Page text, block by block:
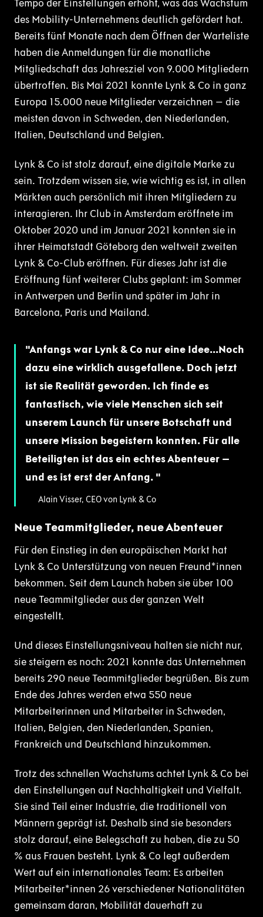
Tempo der Einstellungen erhöht, was das Wachstum
des Mobility-Unternehmens deutlich gefördert hat.
Bereits fünf Monate nach dem Öffnen der Warteliste
haben die Anmeldungen für die monatliche
Mitgliedschaft das Jahresziel von 9.000 Mitgliedern
übertroffen. Bis Mai 2021 konnte Lynk & Co in ganz
Europa 15.000 neue Mitglieder verzeichnen – die
meisten davon in Schweden, den Niederlanden,
Italien, Deutschland und Belgien.
Lynk & Co ist stolz darauf, eine digitale Marke zu
sein. Trotzdem wissen sie, wie wichtig es ist, in allen
Märkten auch persönlich mit ihren Mitgliedern zu
interagieren. Ihr Club in Amsterdam eröffnete im
Oktober 2020 und im Januar 2021 konnten sie in
ihrer Heimatstadt Göteborg den weltweit zweiten
Lynk & Co-Club eröffnen. Für dieses Jahr ist die
Eröffnung fünf weiterer Clubs geplant: im Sommer
in Antwerpen und Berlin und später im Jahr in
Barcelona, Paris und Mailand.
Anfangs war Lynk & Co nur eine Idee...Noch
dazu eine wirklich ausgefallene. Doch jetzt
ist sie Realität geworden. Ich finde es
fantastisch, wie viele Menschen sich seit
unserem Launch für unsere Botschaft und
unsere Mission begeistern konnten. Für alle
Beteiligten ist das ein echtes Abenteuer –
und es ist erst der Anfang.
Alain Visser, CEO von Lynk & Co
Neue Teammitglieder, neue Abenteuer
Für den Einstieg in den europäischen Markt hat
Lynk & Co Unterstützung von neuen Freund*innen
bekommen. Seit dem Launch haben sie über 100
neue Teammitglieder aus der ganzen Welt
eingestellt.
Und dieses Einstellungsniveau halten sie nicht nur,
sie steigern es noch: 2021 konnte das Unternehmen
bereits 290 neue Teammitglieder begrüßen. Bis zum
Ende des Jahres werden etwa 550 neue
Mitarbeiterinnen und Mitarbeiter in Schweden,
Italien, Belgien, den Niederlanden, Spanien,
Frankreich und Deutschland hinzukommen.
Trotz des schnellen Wachstums achtet Lynk & Co bei
den Einstellungen auf Nachhaltigkeit und Vielfalt.
Sie sind Teil einer Industrie, die traditionell von
Männern geprägt ist. Deshalb sind sie besonders
stolz darauf, eine Belegschaft zu haben, die zu 50
% aus Frauen besteht. Lynk & Co legt außerdem
Wert auf ein internationales Team: Es arbeiten
Mitarbeiter*innen 26 verschiedener Nationalitäten
gemeinsam daran, Mobilität dauerhaft zu